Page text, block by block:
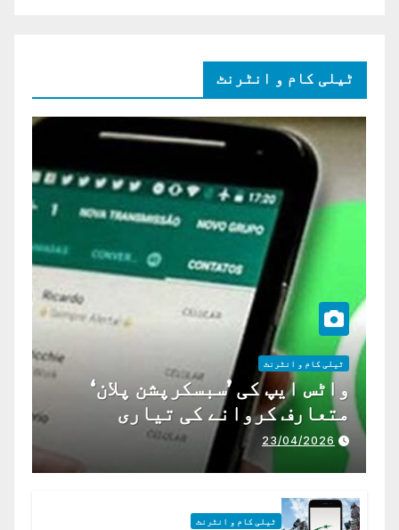
ٹیلی کام و انٹرنٹ
ٹیلی کام و انٹرنٹ
واٹس ایپ کی ’سبسکرپشن پلان‘
متعارف کروانے کی تیاری
23/04/2026
ٹیلی کام و انٹرنٹ